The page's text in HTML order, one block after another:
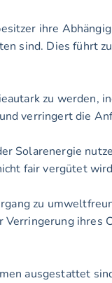
sind. Dies führt
verringert die
fair vergütet
ihres